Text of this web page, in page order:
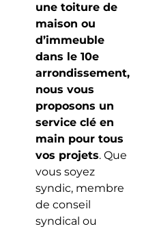
une toiture de
maison ou
d’immeuble
dans le 10e
arrondissement,
nous vous
proposons un
service clé en
main pour tous
vos projets. Que
vous soyez
syndic, membre
de conseil
syndical ou